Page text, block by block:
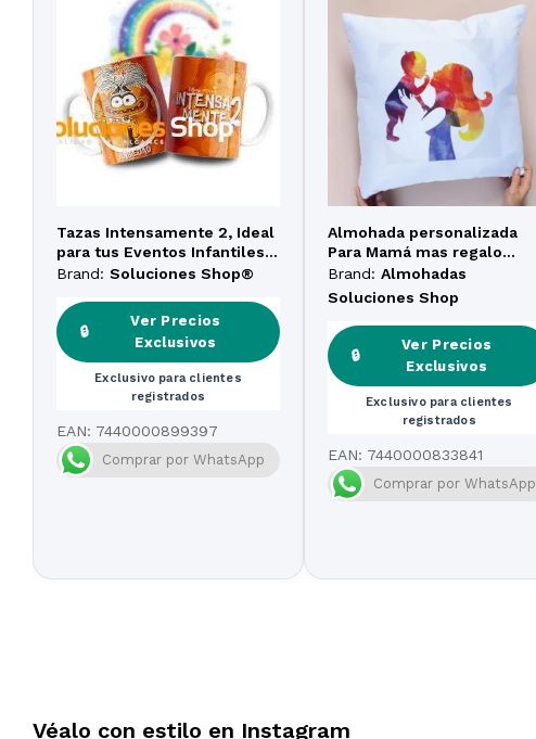
Tazas Intensamente 2, Ideal
para tus Eventos Infantiles y
Fiestas
Brand: Soluciones Shop®
🔒
Ver Precios
Exclusivos
Exclusivo para clientes
registrados
EAN: 7440000899397
Comprar por WhatsApp
Almohada personalizada
Para Mamá mas regalo
gratis
Brand: Almohadas
Soluciones Shop
🔒
Ver Precios
Exclusivos
Exclusivo para clientes
registrados
EAN: 7440000833841
Comprar por WhatsApp
Véalo con estilo en Instagram